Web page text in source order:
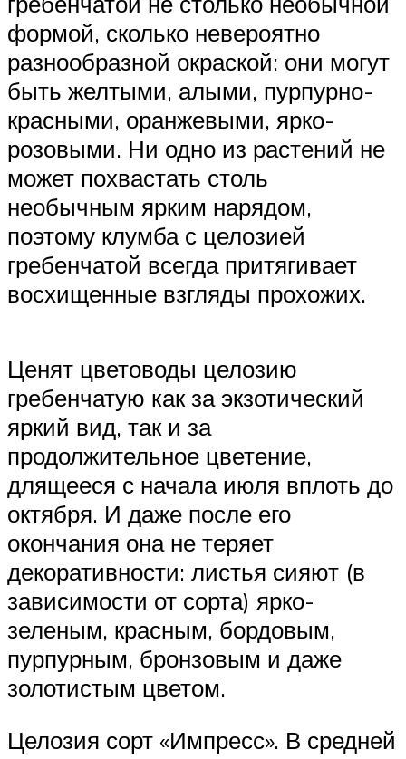
формой, сколько невероятно
разнообразной окраской: они могут
быть желтыми, алыми, пурпурно-
красными, оранжевыми, ярко-
розовыми. Ни одно из растений не
может похвастать столь
необычным ярким нарядом,
поэтому клумба с целозией
гребенчатой всегда притягивает
восхищенные взгляды прохожих.
Ценят цветоводы целозию
гребенчатую как за экзотический
яркий вид, так и за
продолжительное цветение,
длящееся с начала июля вплоть до
октября. И даже после его
окончания она не теряет
декоративности: листья сияют (в
зависимости от сорта) ярко-
зеленым, красным, бордовым,
пурпурным, бронзовым и даже
золотистым цветом.
Целозия сорт «Импресс». В средней